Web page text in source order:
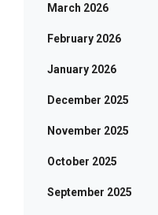
March 2026
February 2026
January 2026
December 2025
November 2025
October 2025
September 2025